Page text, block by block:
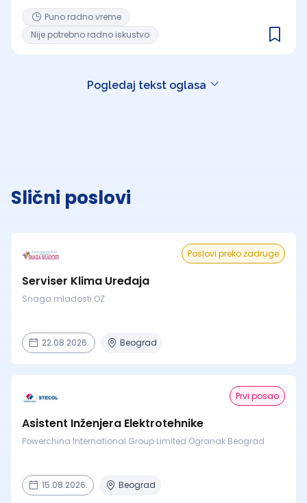
Puno radno vreme
Nije potrebno radno iskustvo
Pogledaj tekst oglasa
Slični poslovi
Poslovi preko zadruge
Serviser Klima Uređaja
Snaga mladosti OZ
22.08.2026. Beograd
Prvi posao
Asistent Inženjera Elektrotehnike
Powerchina International Group Limited Ogranak Beograd
15.08.2026. Beograd